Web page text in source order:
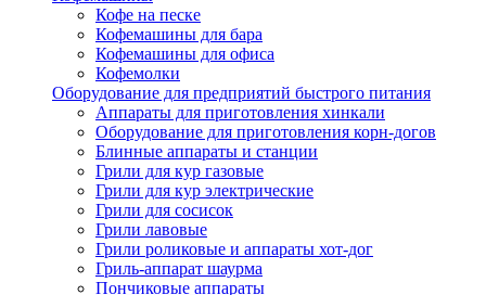
Кофе на песке
Кофемашины для бара
Кофемашины для офиса
Кофемолки
Оборудование для предприятий быстрого питания
Аппараты для приготовления хинкали
Оборудование для приготовления корн-догов
Блинные аппараты и станции
Грили для кур газовые
Грили для кур электрические
Грили для сосисок
Грили лавовые
Грили роликовые и аппараты хот-дог
Гриль-аппарат шаурма
Пончиковые аппараты